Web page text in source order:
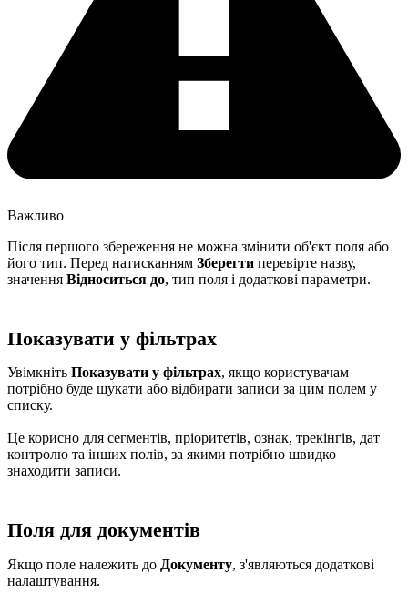
Важливо
Після першого збереження не можна змінити об'єкт поля або
його тип. Перед натисканням Зберегти перевірте назву,
значення Відноситься до, тип поля і додаткові параметри.
Показувати у фільтрах
Увімкніть Показувати у фільтрах, якщо користувачам
потрібно буде шукати або відбирати записи за цим полем у
списку.
Це корисно для сегментів, пріоритетів, ознак, трекінгів, дат
контролю та інших полів, за якими потрібно швидко
знаходити записи.
Поля для документів
Якщо поле належить до Документу, з'являються додаткові
налаштування.